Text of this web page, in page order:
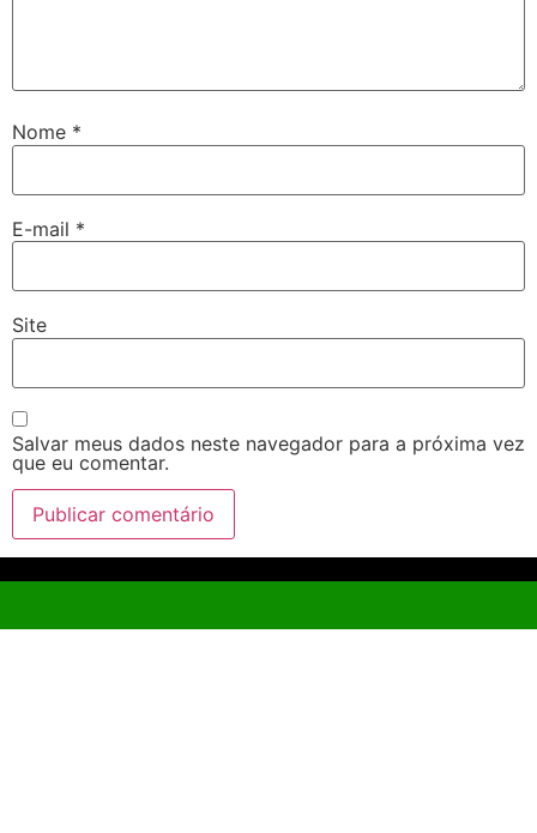
Nome *
E-mail *
Site
Salvar meus dados neste navegador para a próxima vez
que eu comentar.